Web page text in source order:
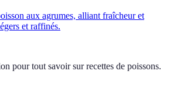
aux agrumes, alliant fraîcheur et
et raffinés.
pour tout savoir sur recettes de poissons.